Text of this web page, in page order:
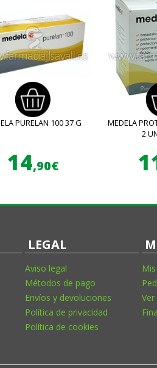
PURELAN 100 37 G
14,90€
MEDELA
2
LEGAL
Aviso legal
Métodos de pago
Envíos y devoluciones
Política de privacidad
Política de cookies